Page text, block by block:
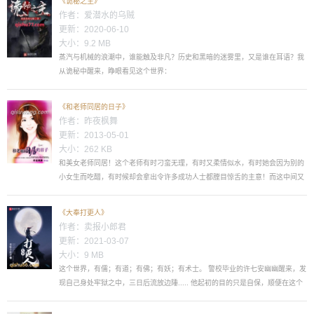
作者： 爱潜水的乌贼
更新：2020-06-10
大小：9.2 MB
蒸汽与机械的浪潮中，谁能触及非凡？历史和黑暗的迷雾里，又是谁在耳语？我
从诡秘中醒来，睁眼看见这个世界：
《和老师同居的日子》
作者： 昨夜枫舞
更新：2013-05-01
大小：262 KB
和美女老师同居！这个老师有时刁蛮无理，有时又柔情似水，有时她会因为别的
小女生而吃醋，有时候却会拿出令许多成功人士都膛目惊舌的主意！而这中间又
《大奉打更人》
作者： 卖报小郎君
更新：2021-03-07
大小：9 MB
这个世界，有儒；有道；有佛；有妖；有术士。 警校毕业的许七安幽幽醒来，发
现自己身处牢狱之中，三日后流放边陲..... 他起初的目的只是自保，顺便在这个